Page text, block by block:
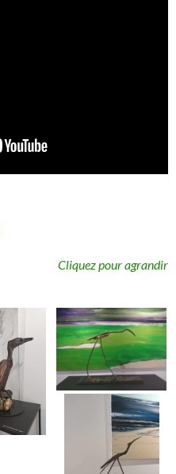
Cliquez pour agrandir